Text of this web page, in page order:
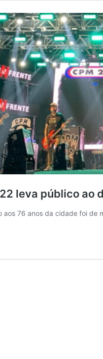
leva público ao
aos 76 anos da cidade foi de